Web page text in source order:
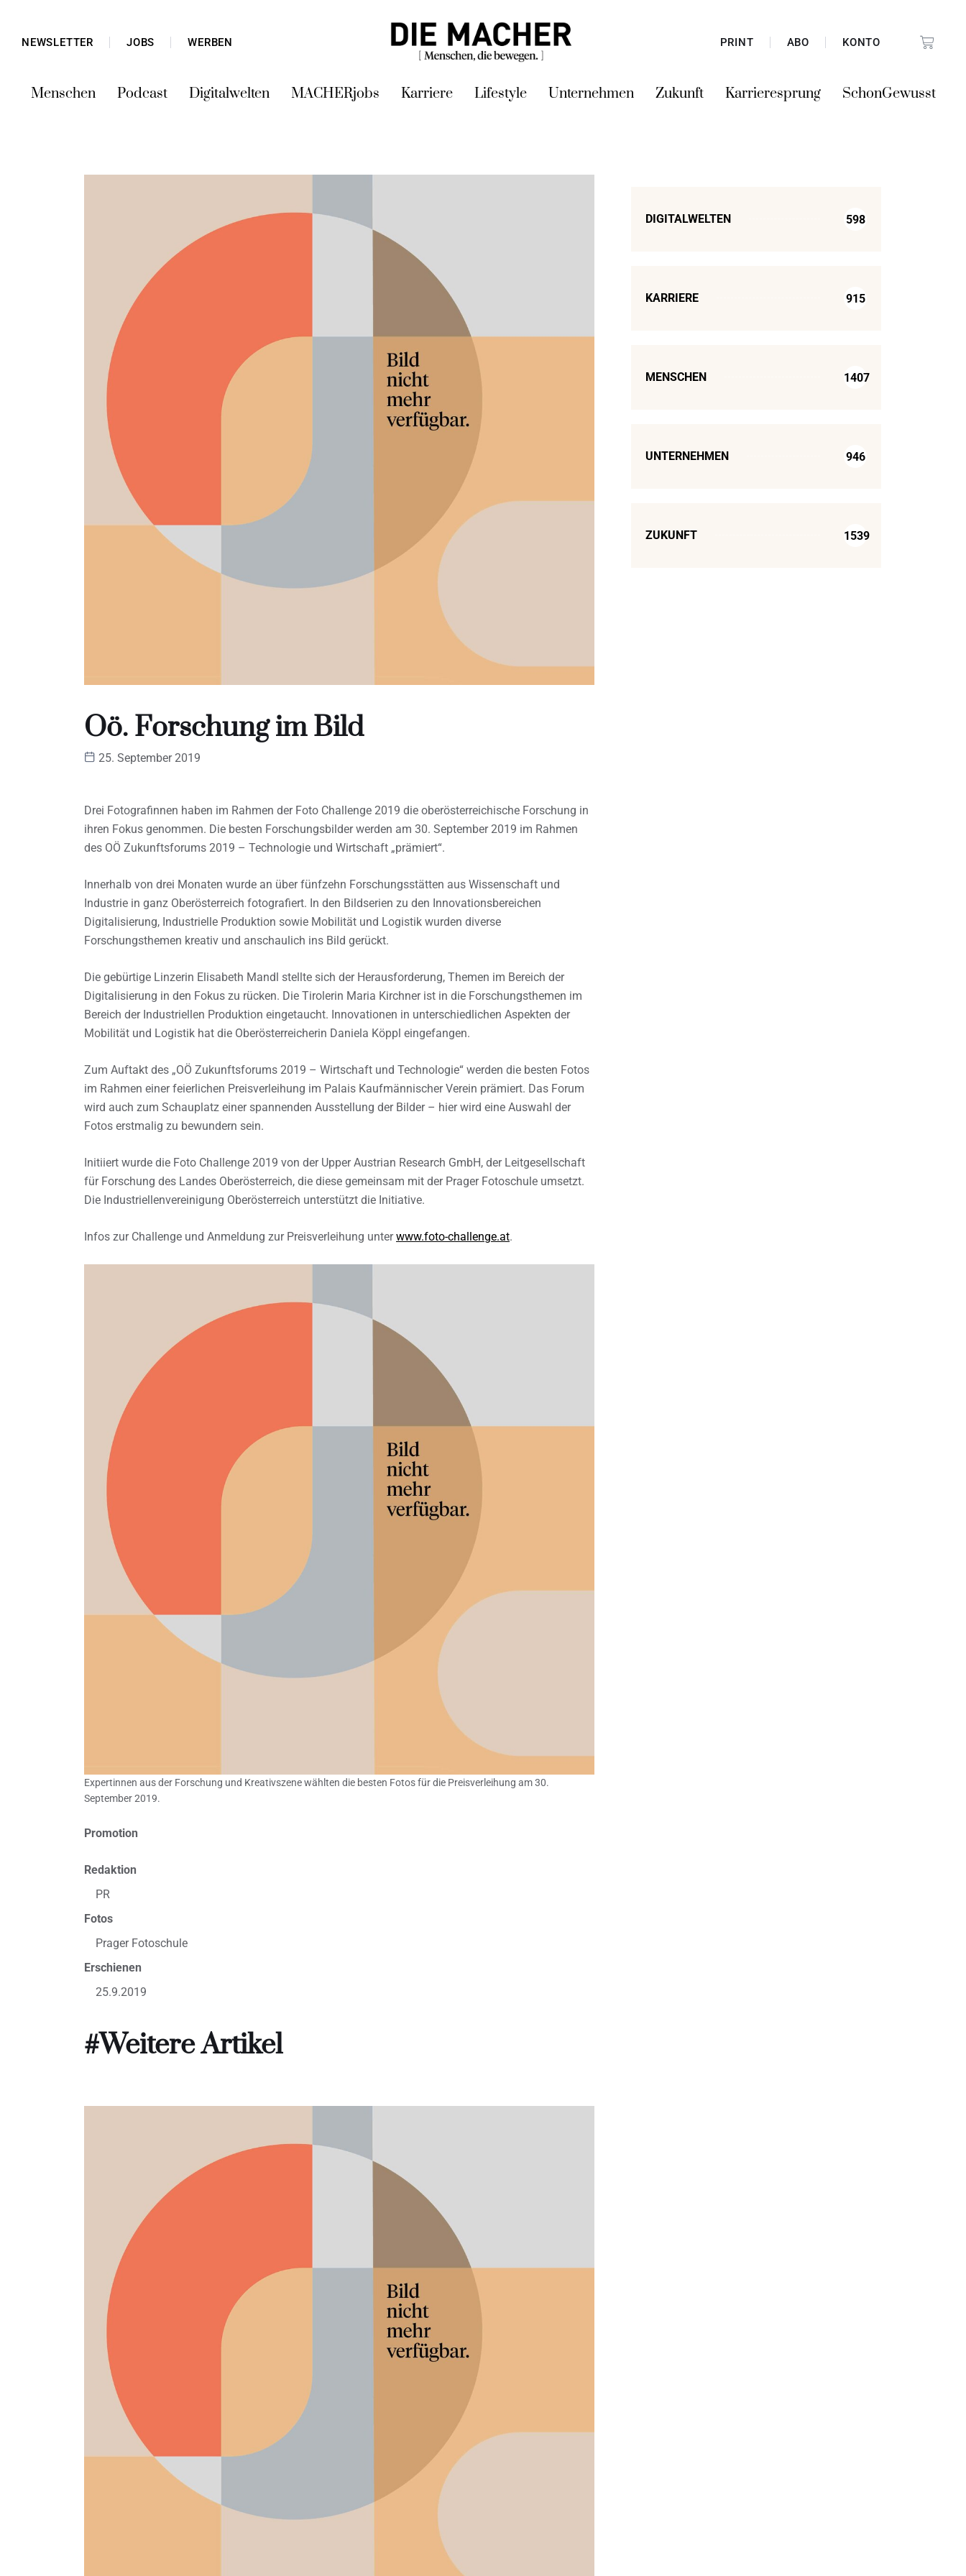
NEWSLETTER JOBS WERBEN PRINT ABO KONTO
Menschen Podcast Digitalwelten MACHERjobs Karriere Lifestyle Unternehmen Zukunft Karrieresprung SchonGewusst
Oö. Forschung im Bild
25. September 2019
Drei Fotografinnen haben im Rahmen der Foto Challenge 2019 die oberösterreichische Forschung in
ihren Fokus genommen. Die besten Forschungsbilder werden am 30. September 2019 im Rahmen
des OÖ Zukunftsforums 2019 – Technologie und Wirtschaft „prämiert“.
Innerhalb von drei Monaten wurde an über fünfzehn Forschungsstätten aus Wissenschaft und
Industrie in ganz Oberösterreich fotografiert. In den Bildserien zu den Innovationsbereichen
Digitalisierung, Industrielle Produktion sowie Mobilität und Logistik wurden diverse
Forschungsthemen kreativ und anschaulich ins Bild gerückt.
Die gebürtige Linzerin Elisabeth Mandl stellte sich der Herausforderung, Themen im Bereich der
Digitalisierung in den Fokus zu rücken. Die Tirolerin Maria Kirchner ist in die Forschungsthemen im
Bereich der Industriellen Produktion eingetaucht. Innovationen in unterschiedlichen Aspekten der
Mobilität und Logistik hat die Oberösterreicherin Daniela Köppl eingefangen.
Zum Auftakt des „OÖ Zukunftsforums 2019 – Wirtschaft und Technologie“ werden die besten Fotos
im Rahmen einer feierlichen Preisverleihung im Palais Kaufmännischer Verein prämiert. Das Forum
wird auch zum Schauplatz einer spannenden Ausstellung der Bilder – hier wird eine Auswahl der
Fotos erstmalig zu bewundern sein.
Initiiert wurde die Foto Challenge 2019 von der Upper Austrian Research GmbH, der Leitgesellschaft
für Forschung des Landes Oberösterreich, die diese gemeinsam mit der Prager Fotoschule umsetzt.
Die Industriellenvereinigung Oberösterreich unterstützt die Initiative.
Infos zur Challenge und Anmeldung zur Preisverleihung unterwww.foto-challenge.at.
Expertinnen aus der Forschung und Kreativszene wählten die besten Fotos für die Preisverleihung am 30.
September 2019.
Promotion
Redaktion
PR
Fotos
Prager Fotoschule
Erschienen
25.9.2019
#Weitere Artikel
DIGITALWELTEN 598
KARRIERE 915
MENSCHEN 1407
UNTERNEHMEN 946
ZUKUNFT 1539